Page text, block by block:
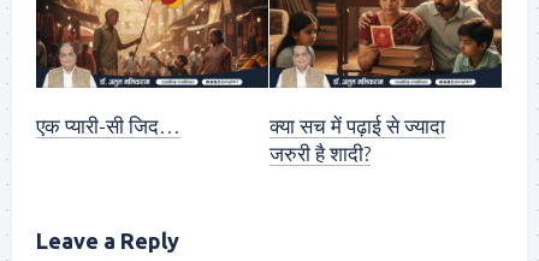
एक प्यारी-सी जिद…
क्या सच में पढ़ाई से ज्यादा
जरुरी है शादी?
Leave a Reply